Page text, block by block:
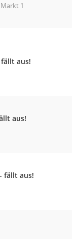
1
aus!
aus!
fällt aus!